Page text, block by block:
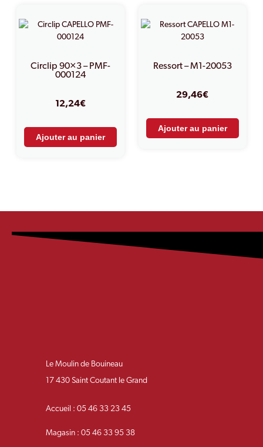
Circlip 90×3 – PMF-
000124
12,24€
Ajouter au panier
Ressort – M1-20053
29,46€
Ajouter au panier
Le Moulin de Bouineau
17 430 Saint Coutant le Grand
Accueil : 05 46 33 23 45
Magasin : 05 46 33 95 38